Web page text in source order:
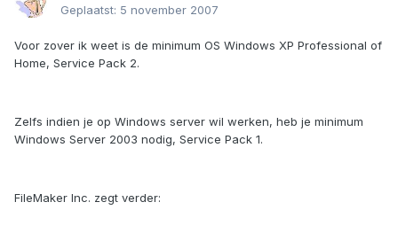
Geplaatst: 5 november 2007
Voor zover ik weet is de minimum OS Windows XP Professional of
Home, Service Pack 2.
Zelfs indien je op Windows server wil werken, heb je minimum
Windows Server 2003 nodig, Service Pack 1.
FileMaker Inc. zegt verder: